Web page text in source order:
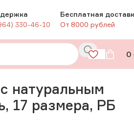
330-46-10
Бесплатная
От 8000 рублей
0
РБ
натуральным
17 размера, РБ